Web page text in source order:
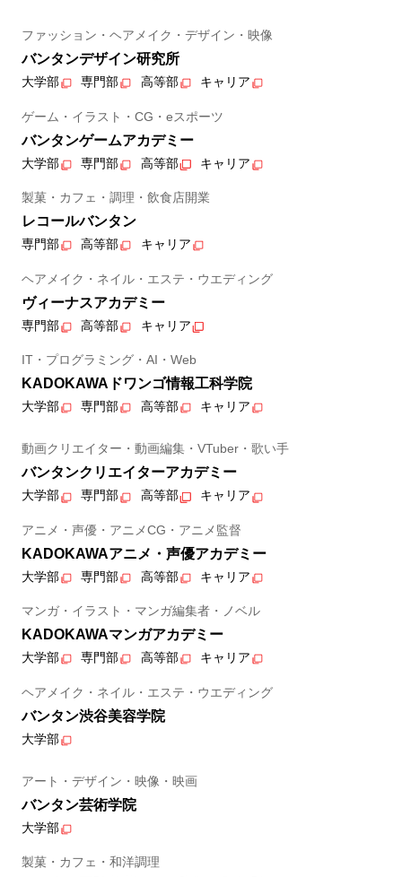
ファッション・ヘアメイク・デザイン・映像
バンタンデザイン研究所
大学部 専門部 高等部 キャリア
ゲーム・イラスト・CG・eスポーツ
バンタンゲームアカデミー
大学部 専門部 高等部 キャリア
製菓・カフェ・調理・飲食店開業
レコールバンタン
専門部 高等部 キャリア
ヘアメイク・ネイル・エステ・ウエディング
ヴィーナスアカデミー
専門部 高等部 キャリア
IT・プログラミング・AI・Web
KADOKAWAドワンゴ情報工科学院
大学部 専門部 高等部 キャリア
動画クリエイター・動画編集・VTuber・歌い手
バンタンクリエイターアカデミー
大学部 専門部 高等部 キャリア
アニメ・声優・アニメCG・アニメ監督
KADOKAWAアニメ・声優アカデミー
大学部 専門部 高等部 キャリア
マンガ・イラスト・マンガ編集者・ノベル
KADOKAWAマンガアカデミー
大学部 専門部 高等部 キャリア
ヘアメイク・ネイル・エステ・ウエディング
バンタン渋谷美容学院
大学部
アート・デザイン・映像・映画
バンタン芸術学院
大学部
製菓・カフェ・和洋調理